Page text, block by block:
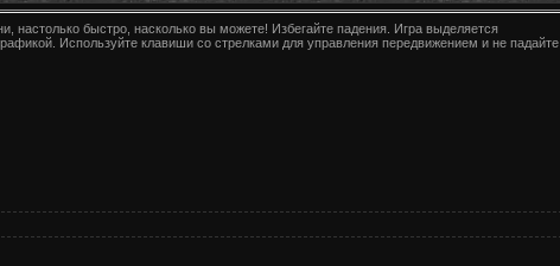
настолько быстро, насколько вы можете! Избегайте падения. Игра выделяется
Используйте клавиши со стрелками для управления передвижением и не падайте